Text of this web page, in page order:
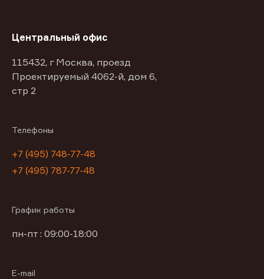
Центральный офис
115432, г Москва, проезд
Проектируемый 4062-й, дом 6,
стр 2
Телефоны
+7 (495) 748-77-48
+7 (495) 787-77-48
График работы
пн-пт : 09:00-18:00
E-mail